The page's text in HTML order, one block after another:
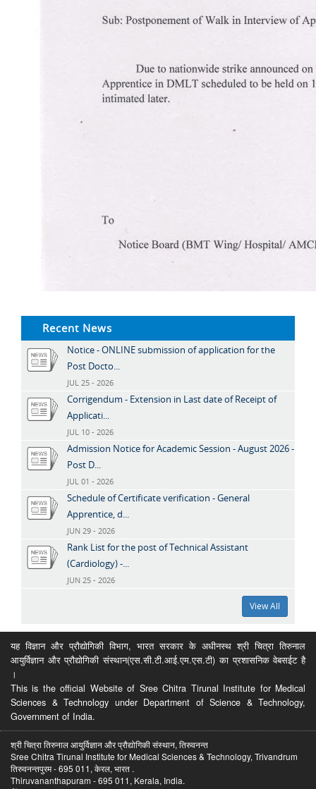
Recent News
Notice - ONLINE submission of application for the
Post Docto...
JUL 25 - 2026
Corrigendum - Extension in Last date of Receipt of
Applicati...
JUL 10 - 2026
Admission Notice for Academic Session - August 2026 -
Post D...
JUL 01 - 2026
Schedule of Certificate verification - General
Apprentice, d...
JUN 29 - 2026
Rank List for the post of Technical Assistant
(Cardiology) -...
JUN 25 - 2026
View All
यह विज्ञान और प्रौद्योगिकी विभाग, भारत सरकार के अधीनस्थ श्री चित्रा तिरुनाल
आयुर्विज्ञान और प्रौद्योगिकी संस्थान(एस.सी.टी.आई.एम.एस.टी) का प्रशासनिक वेबसईट है
।
This is the official Website of Sree Chitra Tirunal Institute for Medical
Sciences & Technology under Department of Science & Technology,
Government of India.
श्री चित्रा तिरुनाल आयुर्विज्ञान और प्रौद्योगिकी संस्थान, तिरुवनन्त
Sree Chitra Tirunal Institute for Medical Sciences & Technology, Trivandrum
तिरुवनन्तपुरम - 695 011, केरल, भारत .
Thiruvananthapuram - 695 011, Kerala, India.